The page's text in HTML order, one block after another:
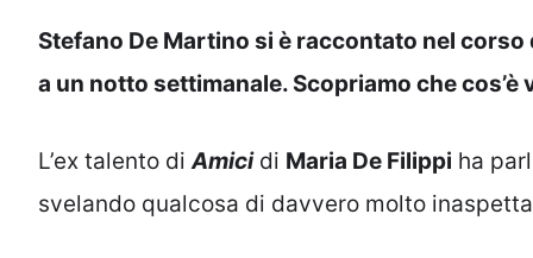
Stefano De Martino si è raccontato nel
a un notto settimanale. Scopriamo che
L’ex talento di Amicidi Maria De Filippi ha
svelando qualcosa di davvero molto